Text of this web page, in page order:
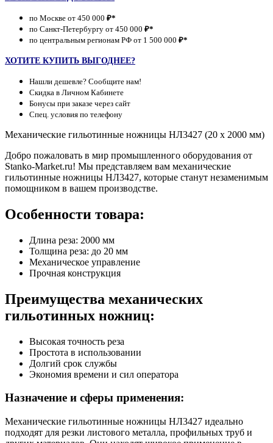
по Москве от 450 000 ₽*
по Санкт-Петербургу от 450 000 ₽*
по центральным регионам РФ от 1 500 000 ₽*
ХОТИТЕ КУПИТЬ ВЫГОДНЕЕ?
Нашли дешевле? Сообщите нам!
Скидка в Личном Кабинете
Бонусы при заказе через сайт
Спец. условия по телефону
Механические гильотинные ножницы НЛ3427 (20 х 2000 мм)
Добро пожаловать в мир промышленного оборудования от
Stanko-Market.ru! Мы представляем вам механические
гильотинные ножницы НЛ3427, которые станут незаменимым
помощником в вашем производстве.
Особенности товара:
Длина реза: 2000 мм
Толщина реза: до 20 мм
Механическое управление
Прочная конструкция
Преимущества механических
гильотинных ножниц:
Высокая точность реза
Простота в использовании
Долгий срок службы
Экономия времени и сил оператора
Назначение и сферы применения:
Механические гильотинные ножницы НЛ3427 идеально
подходят для резки листового металла, профильных труб и